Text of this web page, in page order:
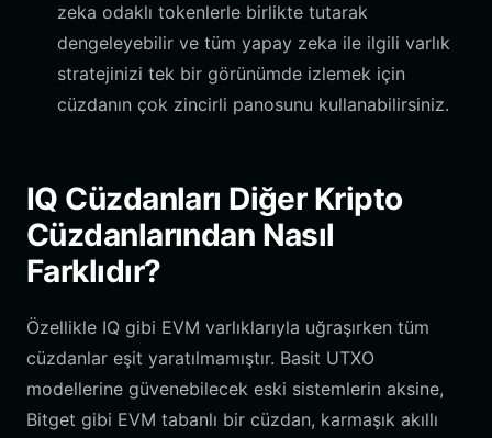
zeka odaklı tokenlerle birlikte tutarak
dengeleyebilir ve tüm yapay zeka ile ilgili varlık
stratejinizi tek bir görünümde izlemek için
cüzdanın çok zincirli panosunu kullanabilirsiniz.
IQ Cüzdanları Diğer Kripto
Cüzdanlarından Nasıl
Farklıdır?
Özellikle IQ gibi EVM varlıklarıyla uğraşırken tüm
cüzdanlar eşit yaratılmamıştır. Basit UTXO
modellerine güvenebilecek eski sistemlerin aksine,
Bitget gibi EVM tabanlı bir cüzdan, karmaşık akıllı